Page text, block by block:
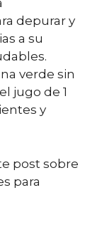
depurar y
a su
verde sin
jugo de 1
y
post sobre
para